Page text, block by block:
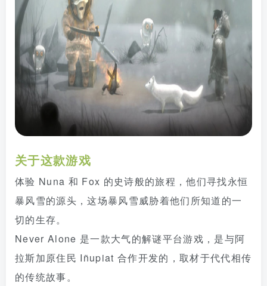
关于这款游戏
体验 Nuna 和 Fox 的史诗般的旅程，他们寻找永恒
暴风雪的源头，这场暴风雪威胁着他们所知道的一
切的生存。
Never Alone 是一款大气的解谜平台游戏，是与阿
拉斯加原住民 Iñupiat 合作开发的，取材于代代相传
的传统故事。